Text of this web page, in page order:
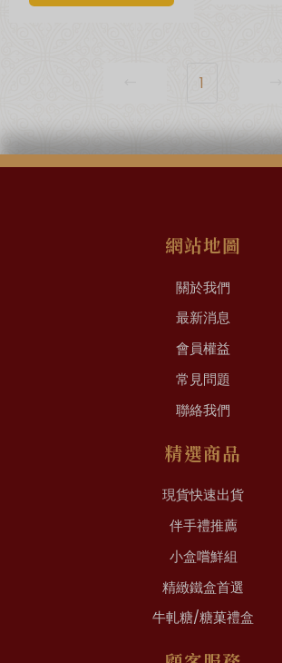
1
網站地圖
關於我們
最新消息
會員權益
常見問題
聯絡我們
精選商品
現貨快速出貨
伴手禮推薦
小盒嚐鮮組
精緻鐵盒首選
牛軋糖/糖菓禮盒